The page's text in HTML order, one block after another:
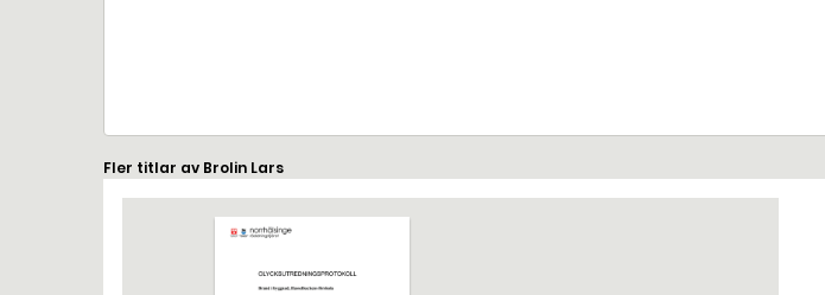
Fler titlar av Brolin Lars